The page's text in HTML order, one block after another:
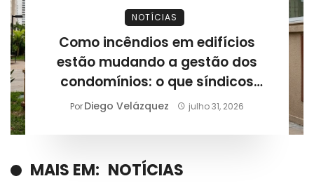
NOTÍCIAS
Como incêndios em edifícios
estão mudando a gestão dos
condomínios: o que síndicos
precisam revisar após novos
PorDiego Velázquez julho 31, 2026
MAIS EM: NOTÍCIAS